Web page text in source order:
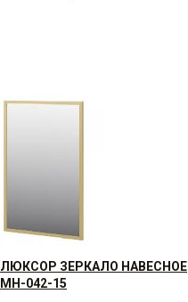
ЛЮКСОР ЗЕРКАЛО НАВЕСНОЕ
МН-042-15